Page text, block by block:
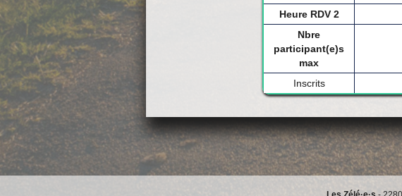
Heure RDV 2
Nbre
participant(e)s
max
Inscrits